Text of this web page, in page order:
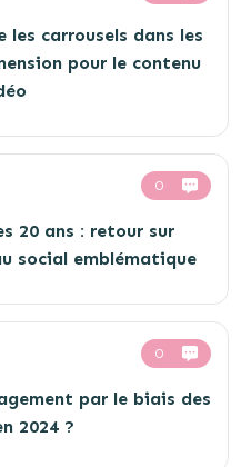
carrousels dans les
pour le contenu
0
20 ans : retour sur
social emblématique
0
par le biais des
2024 ?